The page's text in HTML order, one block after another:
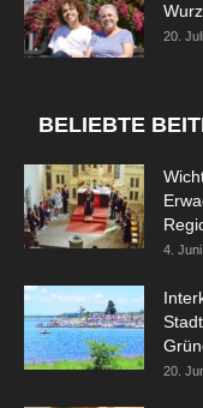
20.
BELIEBTE
4.
20.